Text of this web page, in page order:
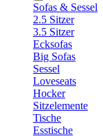
Sofas & Sessel
2.5 Sitzer
3.5 Sitzer
Ecksofas
Big Sofas
Sessel
Loveseats
Hocker
Sitzelemente
Tische
Esstische